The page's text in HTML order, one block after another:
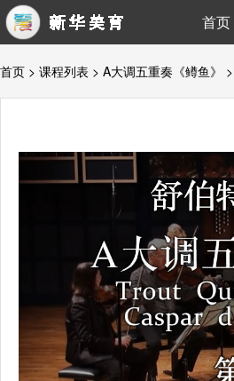
首页
首页 > 课程列表 > A大调五重奏《鳟鱼》